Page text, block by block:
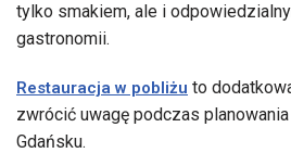
tylko smakiem, ale i
gastronomii.
Restauracja w pobliżu to
zwrócić uwagę podczas
Gdańsku.